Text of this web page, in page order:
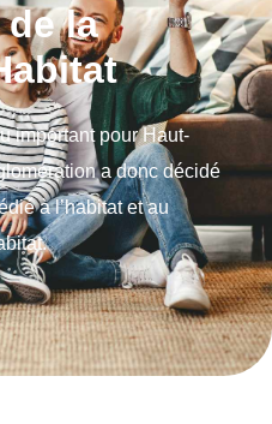
la
important pour Haut-
a donc décidé
à l’habitat et au